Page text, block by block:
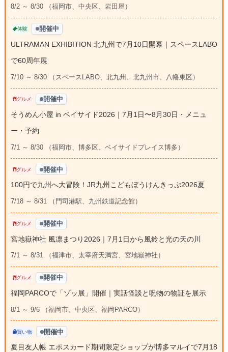
8/2 ～ 8/30 （福岡市、中央区、岩田屋）
体験 開催中
ULTRAMAN EXHIBITION 北九州で7月10日開幕｜スペースLABO
で60周年展
7/10 ～ 8/30 （スペースLABO、北九州、北九州市、八幡東区）
グルメ 開催中
そうめん小屋 in ベイサイド2026｜7月1日〜8月30日・メニュ
ー・予約
7/1 ～ 8/30 （福岡市、博多区、ベイサイドプレイス博多）
グルメ 開催中
100円で九州へ大冒険！JR九州こどもぼうけんきっぷ2026夏
7/18 ～ 8/31 （門司港駅、九州鉄道記念館）
グルメ 開催中
宮地嶽神社 風凛まつり2026｜7月1日から風鈴と光の天の川
7/1 ～ 8/31 （福津市、太宰府天満宮、宮地嶽神社）
グルメ 開催中
福岡PARCOで「ゾッ展」開催｜実話怪談と呪物の物証を展示
8/1 ～ 9/6 （福岡市、中央区、福岡PARCO）
買い物 開催中
夏目友人帳 エポスカード期間限定ショップが博多マルイで7月18